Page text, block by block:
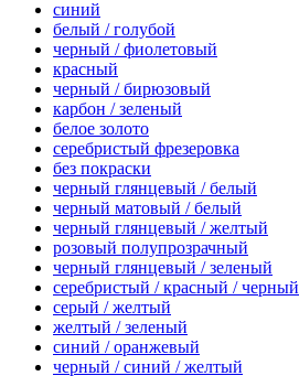
синий
белый / голубой
черный / фиолетовый
красный
черный / бирюзовый
карбон / зеленый
белое золото
серебристый фрезеровка
без покраски
черный глянцевый / белый
черный матовый / белый
черный глянцевый / желтый
розовый полупрозрачный
черный глянцевый / зеленый
серебристый / красный / черный
серый / желтый
желтый / зеленый
синий / оранжевый
черный / синий / желтый